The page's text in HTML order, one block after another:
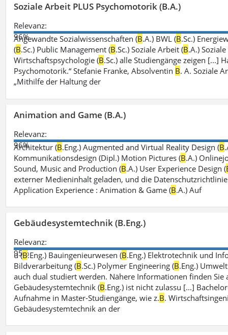
Soziale Arbeit PLUS Psychomotorik (B.A.)
Relevanz:
96%
Angewandte Sozialwissenschaften (B.A.) BWL (B.Sc.)
(B.Sc.) Public Management (B.Sc.) Soziale Arbeit (B.A.)
Wirtschaftspsychologie (B.Sc.) alle Studiengänge zeigen [...]
Psychomotorik.“ Stefanie Franke, Absolventin B. A. Soziale
„Mithilfe der Haltung der
Animation and Game (B.A.)
Relevanz:
96%
Architektur (B.Eng.) Augmented and Virtual Reality Design (B
Kommunikationsdesign (Dipl.) Motion Pictures (B.A.)
Sound, Music and Production (B.A.) User Experience Design (
externer Medieninhalt geladen, und die
Application Experience : Animation & Game (B.A.) Auf
Gebäudesystemtechnik (B.Eng.)
Relevanz:
95%
u (B.Eng.) Bauingenieurwesen (B.Eng.) Elektrotechnik und
Bildverarbeitung (B.Sc.) Polymer Engineering (B.Eng.)
auch dual studiert werden. Nähere Informationen finden Sie
Gebäudesystemtechnik (B.Eng.) ist nicht zulassu [...]
Aufnahme in Master-Studiengänge, wie z.B.
Gebäudesystemtechnik an der